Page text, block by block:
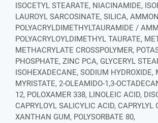
ISOCETYL STEARATE, NIACINAMIDE,
LAUROYL SARCOSINATE, SILICA,
POLYACRYLDIMETHYLTAURAMIDE /
POLYACRYLOYLDIMETHYL TAURATE,
METHACRYLATE CROSSPOLYMER,
PHOSPHATE, ZINC PCA, GLYCERYL
ISOHEXADECANE, SODIUM HYDROXIDE,
MYRISTATE, 2-OLEAMIDO-1,3-
12, POLOXAMER 338, LINOLEIC ACID,
CAPRYLOYL SALICYLIC ACID, CAPRYLYL
XANTHAN GUM, POLYSORBATE 80,